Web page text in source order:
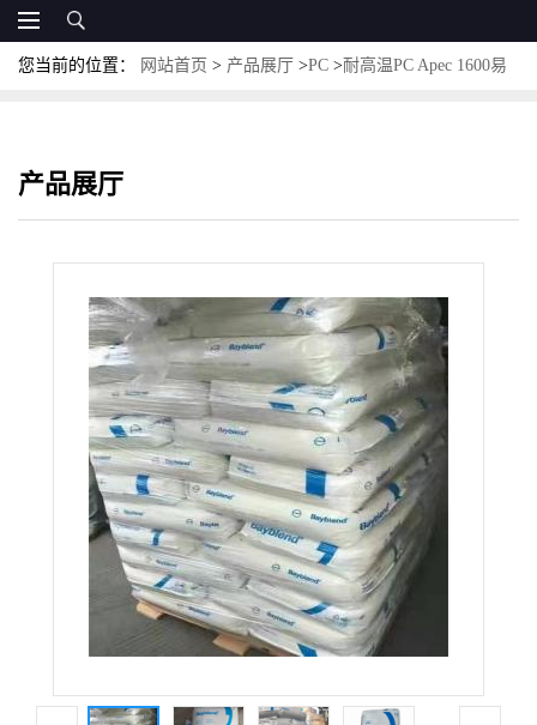
您当前的位置： 网站首页 > 产品展厅 >PC >耐高温PC Apec 1600易
产品展厅